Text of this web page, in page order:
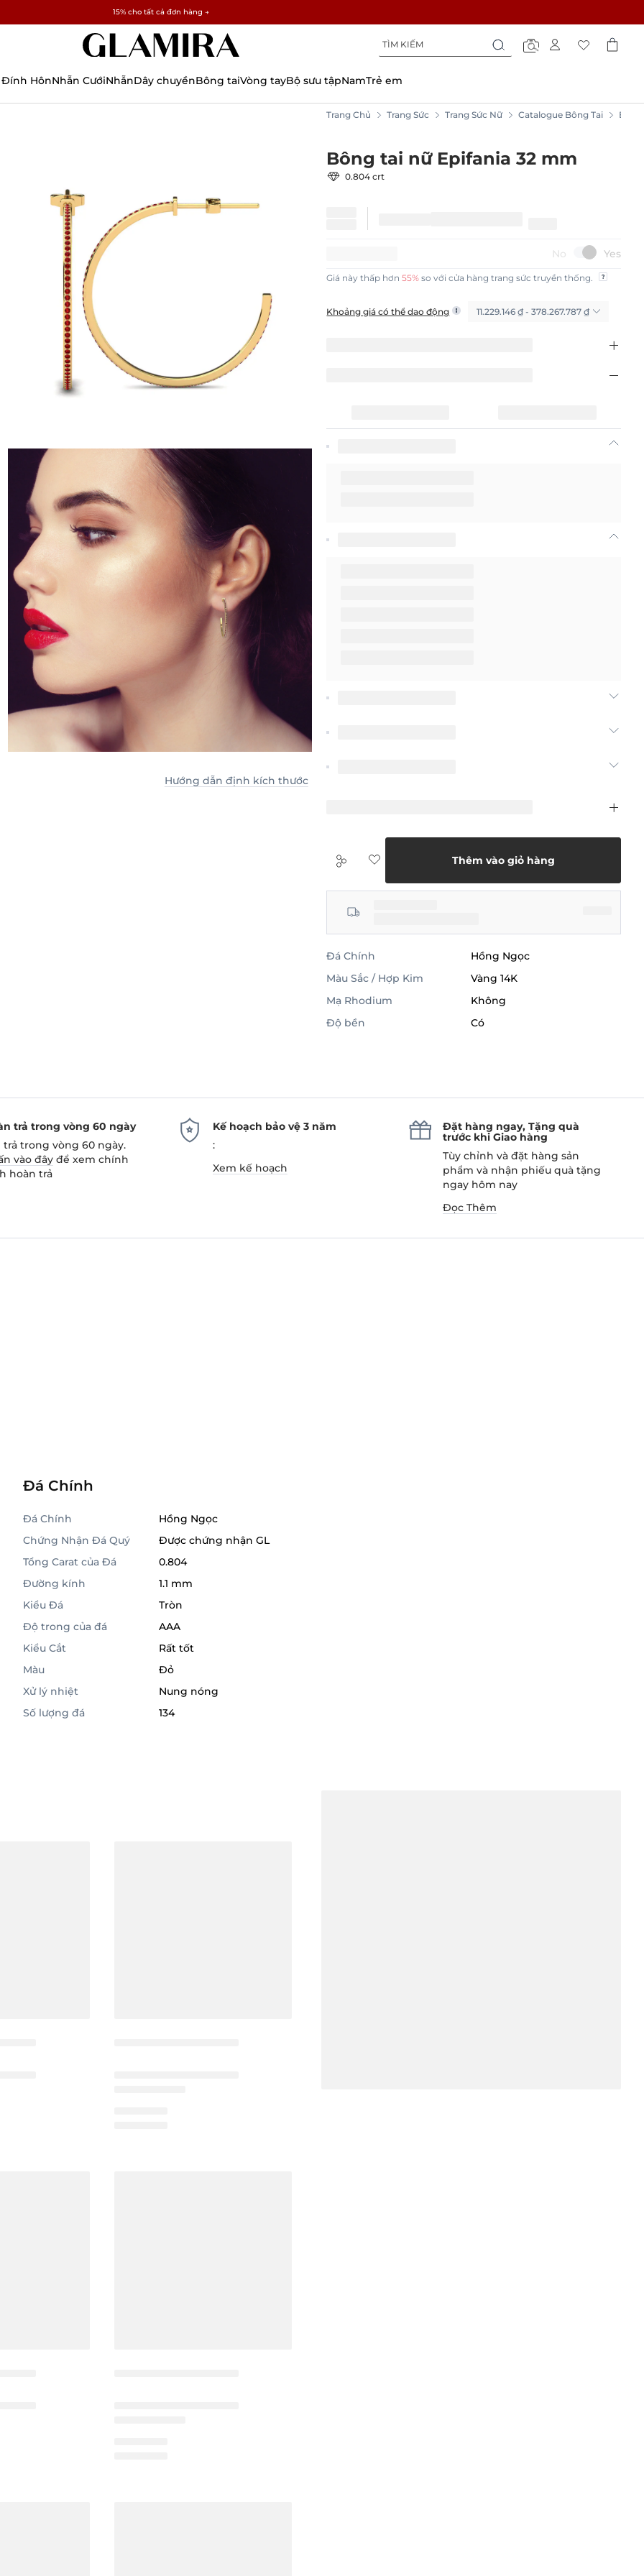
15% cho tất cả đơn hàng →
✓ Hoàn trả trong 60 ngày ✓ Miễn phí thay đổi kích thước
Tìm
Tìm
kiếm
Tìm
kiếm
Đính HônNhẫn CướiNhẫnDây chuyềnBông taiVòng tayBộ sưu tậpNamTrẻ em
Trang Chủ Trang Sức Trang Sức Nữ Catalogue Bông Tai Bông
Hướng dẫn định kích thước
Bông tai nữ Epifania 32 mm
0.804 crt
Giá này thấp hơn55% so với cửa hàng trang sức truyền thống.
Khoảng giá có thể dao động 11.229.146 ₫ - 378.267.787 ₫
Thêm vào giỏ hàng
Đá Chính
Hồng Ngọc
Màu Sắc / Hợp Kim
Vàng 14K
Mạ Rhodium
Không
Độ bền
Có
trả trong vòng 60 ngày
trong vòng 60 ngày.
vào đây để xem chính
hoàn trả
Kế hoạch bảo vệ 3 năm
:
Xem kế hoạch
Đặt hàng ngay, Tặng quà
trước khi Giao hàng
Tùy chỉnh và đặt hàng sản
phẩm và nhận phiếu quà tặng
ngay hôm nay
Đọc Thêm
Đá Chính
Đá Chính
Hồng Ngọc
Chứng Nhận Đá Quý
Được chứng nhận GL
Tổng Carat của Đá
0.804
Đường kính
1.1 mm
Kiểu Đá
Tròn
Độ trong của đá
AAA
Kiểu Cắt
Rất tốt
Màu
Đỏ
Xử lý nhiệt
Nung nóng
Số lượng đá
134